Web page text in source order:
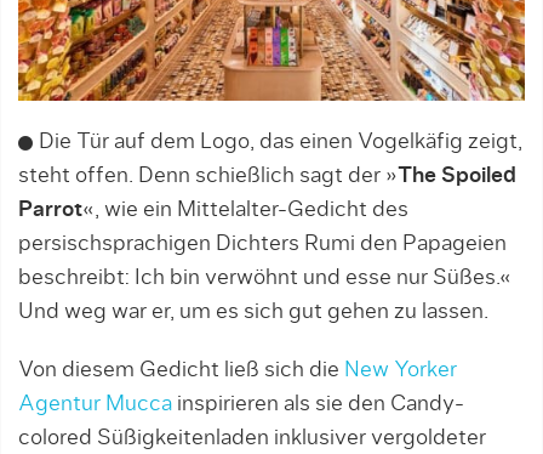
Die Tür auf dem Logo, das einen Vogelkäfig zeigt,
steht offen. Denn schießlich sagt der »The Spoiled
Parrot«, wie ein Mittelalter-Gedicht des
persischsprachigen Dichters Rumi den Papageien
beschreibt: Ich bin verwöhnt und esse nur Süßes.«
Und weg war er, um es sich gut gehen zu lassen.
Von diesem Gedicht ließ sich die New Yorker
Agentur Mucca inspirieren als sie den Candy-
colored Süßigkeitenladen inklusiver vergoldeter